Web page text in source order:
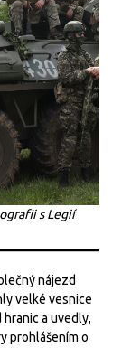
s Legií
nájezd
velké vesnice
hranic a uvedly,
prohlášením o